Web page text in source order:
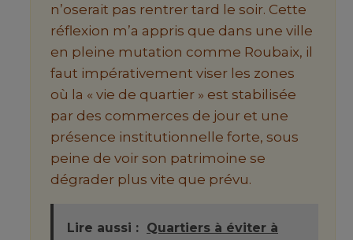
n’oserait pas rentrer tard le soir. Cette
réflexion m’a appris que dans une ville
en pleine mutation comme Roubaix, il
faut impérativement viser les zones
où la « vie de quartier » est stabilisée
par des commerces de jour et une
présence institutionnelle forte, sous
peine de voir son patrimoine se
dégrader plus vite que prévu.
Lire aussi : Quartiers à éviter à